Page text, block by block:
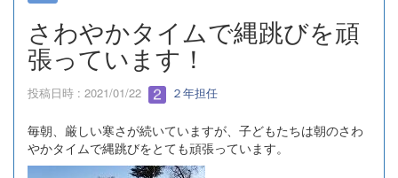
さわやかタイムで縄跳びを頑
張っています！
投稿日時 : 2021/01/22 ２年担任
毎朝、厳しい寒さが続いていますが、子どもたちは朝のさわ
やかタイムで縄跳びをとても頑張っています。